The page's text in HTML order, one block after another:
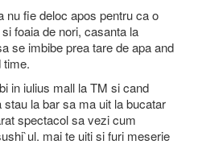
nu fie deloc apos pentru ca o
foaia de nori, casanta la
se imbibe prea tare de apa and
time.
in iulius mall la TM si cand
la bar sa ma uit la bucatar
spectacol sa vezi cum
mai te uiti si furi meserie